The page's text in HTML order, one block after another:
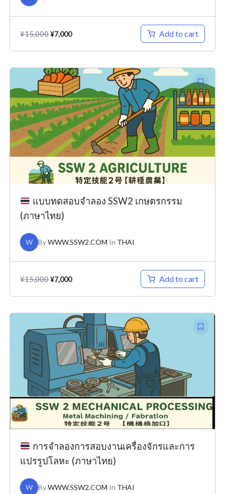
¥15,000¥7,000 Add to cart
แบบทดสอบจำลอง SSW2 เกษตรกรรม
(ภาษาไทย)
W ByWWW.SSW2.COM In THAI
¥15,000
Original
price
was:
¥15,000.
¥7,000
Current
price
is:
¥7,000.
Add to cart
การจำลองการสอบงานเครื่องจักรและการ
แปรรูปโลหะ (ภาษาไทย)
W ByWWW.SSW2.COM In THAI
Original
price
was:
¥15,000.
Current
price
is:
¥7,000.